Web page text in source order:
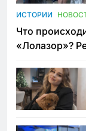
ИСТОРИИ
Что
«Лолазор»?